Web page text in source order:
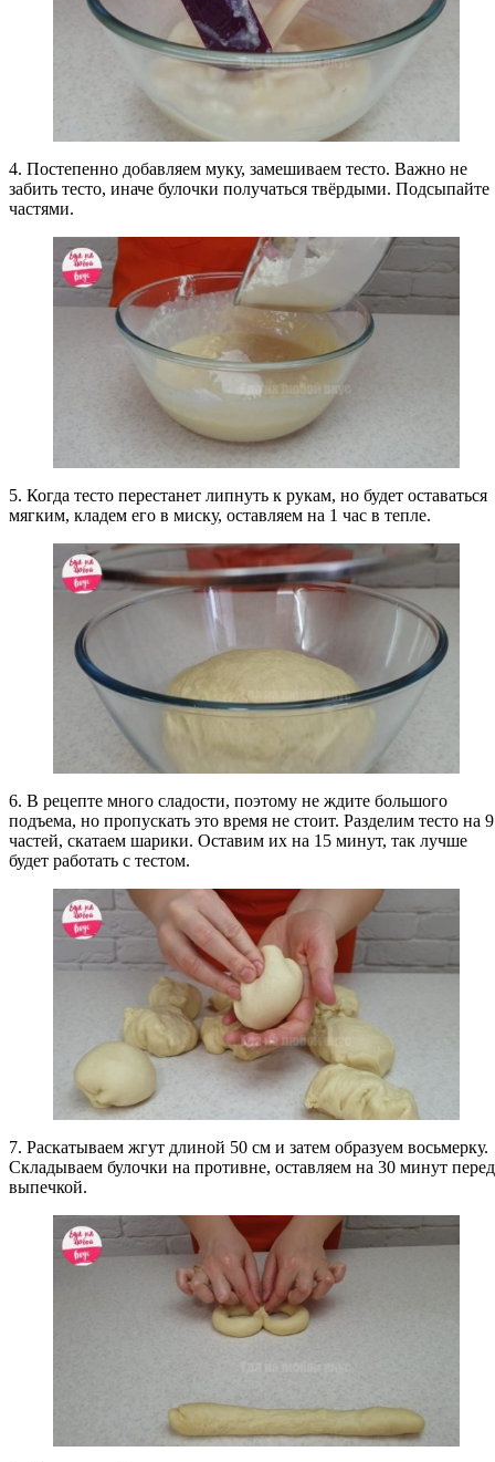
4. Постепенно добавляем муку, замешиваем тесто. Важно не
забить тесто, иначе булочки получаться твёрдыми. Подсыпайте
частями.
5. Когда тесто перестанет липнуть к рукам, но будет оставаться
мягким, кладем его в миску, оставляем на 1 час в тепле.
6. В рецепте много сладости, поэтому не ждите большого
подъема, но пропускать это время не стоит. Разделим тесто на 9
частей, скатаем шарики. Оставим их на 15 минут, так лучше
будет работать с тестом.
7. Раскатываем жгут длиной 50 см и затем образуем восьмерку.
Складываем булочки на противне, оставляем на 30 минут перед
выпечкой.